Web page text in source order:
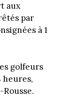
aux
par
à 1
golfeurs
heures,